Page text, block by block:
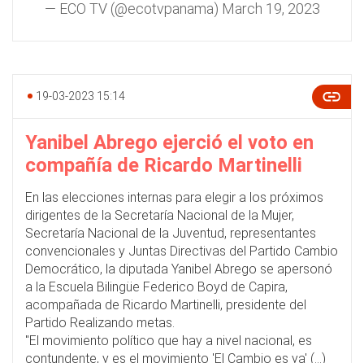
— ECO TV (@ecotvpanama) March 19, 2023
19-03-2023 15:14
Yanibel Abrego ejerció el voto en
compañía de Ricardo Martinelli
En las elecciones internas para elegir a los próximos
dirigentes de la Secretaría Nacional de la Mujer,
Secretaría Nacional de la Juventud, representantes
convencionales y Juntas Directivas del Partido Cambio
Democrático, la diputada Yanibel Abrego se apersonó
a la Escuela Bilingüe Federico Boyd de Capira,
acompañada de Ricardo Martinelli, presidente del
Partido Realizando metas.
"El movimiento político que hay a nivel nacional, es
contundente, y es el movimiento 'El Cambio es ya' (…)